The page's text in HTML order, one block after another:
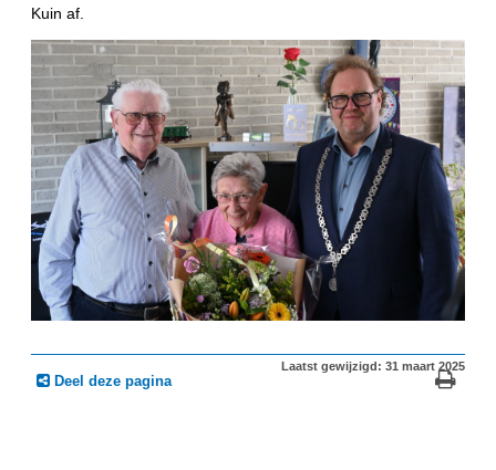
Kuin af.
Deel deze pagina
Laatst gewijzigd: 31 maart 2025